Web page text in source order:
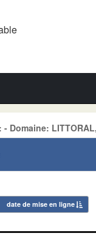
Domaine:
date de mise en ligne